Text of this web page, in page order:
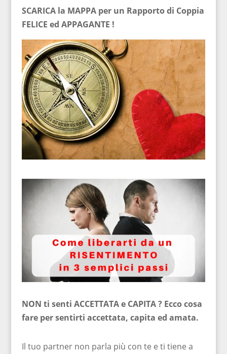
SCARICA la MAPPA per un Rapporto di Coppia
FELICE ed APPAGANTE !
NON ti senti ACCETTATA e CAPITA ? Ecco cosa
fare per sentirti accettata, capita ed amata.
Il tuo partner non parla più con te e ti tiene a